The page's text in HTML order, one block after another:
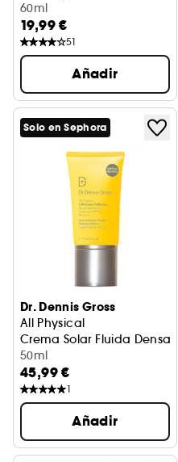
60ml
19,99 €
51
Añadir
Solo en Sephora
Dr. Dennis Gross
All Physical
Crema Solar Fluida Densa
50ml
45,99 €
1
Añadir